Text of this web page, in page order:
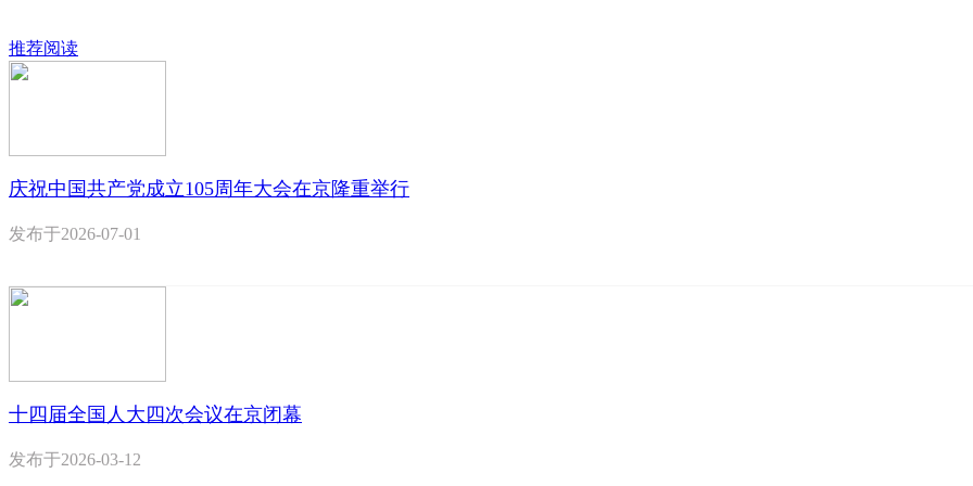
推荐阅读
庆祝中国共产党成立105周年大会在京隆重举行
发布于2026-07-01
十四届全国人大四次会议在京闭幕
发布于2026-03-12